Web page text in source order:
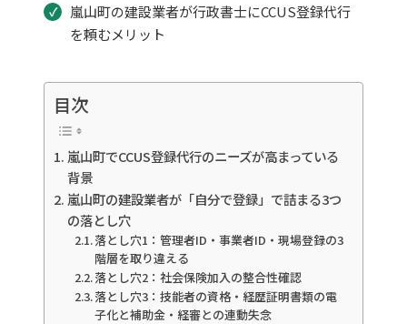
嵐山町の建設業者が行政書士にCCUS登録代行
を頼むメリット
目次
嵐山町でCCUS登録代行のニーズが高まっている
背景
嵐山町の建設業者が「自分で登録」で詰まる3つ
の落とし穴
落とし穴1：管理者ID・事業者ID・現場登録の3
階層を取り違える
落とし穴2：社会保険加入の整合性確認
落とし穴3：技能者の資格・経歴証明書類の電
子化と補助金・経審との連動失念